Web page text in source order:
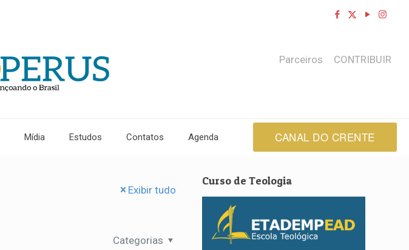
Mídia Estudos Contatos Agenda
Parceiros CONTRIBUIR
CANAL DO CRENTE
Exibir tudo
Categorias
Curso de Teologia